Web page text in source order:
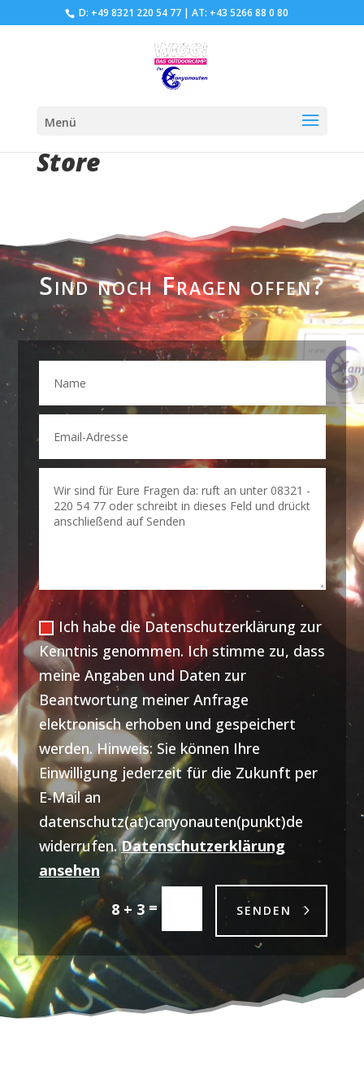
D: +49 8321 220 54 77| AT: +43 5266 88 0 80
Menü
Store
Sind noch Fragen offen?
Ich habe die Datenschutzerklärung zur
Kenntnis genommen. Ich stimme zu, dass
meine Angaben und Daten zur
Beantwortung meiner Anfrage
elektronisch erhoben und gespeichert
werden. Hinweis: Sie können Ihre
Einwilligung jederzeit für die Zukunft per
E-Mail an
datenschutz(at)canyonauten(punkt)de
widerrufen.Datenschutzerklärung
ansehen
8 + 3= SENDEN